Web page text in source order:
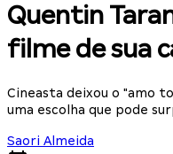
Quentin
filme de sua
Cineasta deixou o "amo
uma escolha que pode
Saori Almeida